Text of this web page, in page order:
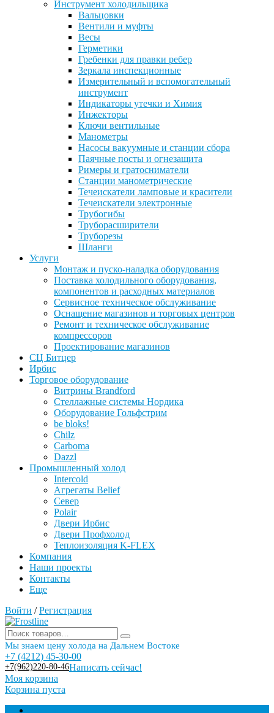
Инструмент холодильщика
Вальцовки
Вентили и муфты
Весы
Герметики
Гребенки для правки ребер
Зеркала инспекционные
Измерительный и вспомогательный
инструмент
Индикаторы утечки и Химия
Инжекторы
Ключи вентильные
Манометры
Насосы вакуумные и станции сбора
Паячные посты и огнезащита
Римеры и гратосниматели
Станции манометрические
Течеискатели ламповые и красители
Течеискатели электронные
Трубогибы
Труборасширители
Труборезы
Шланги
Услуги
Монтаж и пуско-наладка оборудования
Поставка холодильного оборудования,
компонентов и расходных материалов
Сервисное техническое обслуживание
Оснащение магазинов и торговых центров
Ремонт и техническое обслуживание
компрессоров
Проектирование магазинов
СЦ Битцер
Ирбис
Торговое оборудование
Витрины Brandford
Стеллажные системы Нордика
Оборудование Гольфстрим
be bloks!
Chilz
Carboma
Dazzl
Промышленный холод
Intercold
Агрегаты Belief
Север
Polair
Двери Ирбис
Двери Профхолод
Теплоизоляция K-FLEX
Компания
Наши проекты
Контакты
Еще
Войти / Регистрация
Мы знаем цену холода на Дальнем Востоке
+7 (4212) 45-30-00
+7(962)220-80-46Написать сейчас!
Моя корзина
Корзина пуста